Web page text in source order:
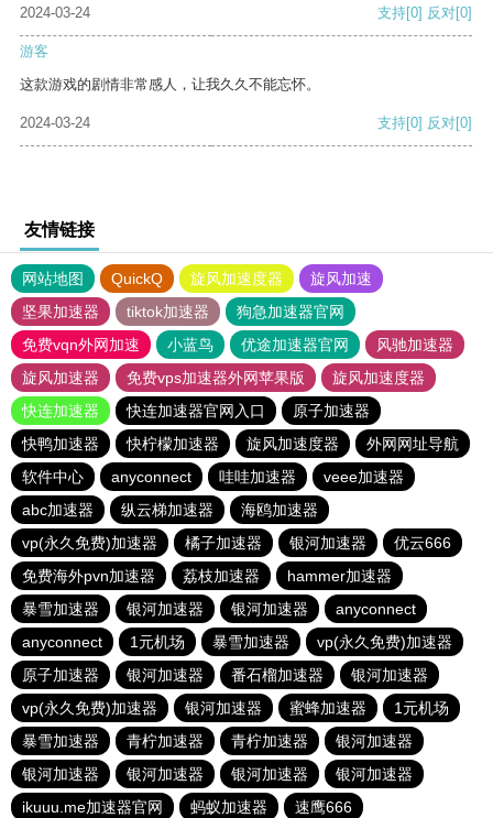
2024-03-24
支持[0] 反对[0]
游客
这款游戏的剧情非常感人，让我久久不能忘怀。
2024-03-24 支持[0] 反对[0]
友情链接
网站地图 QuickQ 旋风加速度器
旋风加速
坚果加速器
tiktok加速器
狗急加速器官网
免费vqn外网加速
小蓝鸟 优途加速器官网
风驰加速器
旋风加速器
免费vps加速器外网苹果版
旋风加速度器
快连加速器
快连加速器官网入口
原子加速器
快鸭加速器
快柠檬加速器 旋风加速度器
外网网址导航
软件中心
anyconnect 哇哇加速器
veee加速器
abc加速器
纵云梯加速器
海鸥加速器
vp(永久免费)加速器
橘子加速器 银河加速器
优云666
免费海外pvn加速器
荔枝加速器
hammer加速器
暴雪加速器
银河加速器 银河加速器
anyconnect
anyconnect
1元机场 暴雪加速器
vp(永久免费)加速器
原子加速器
银河加速器 番石榴加速器
银河加速器
vp(永久免费)加速器
银河加速器 蜜蜂加速器
1元机场
暴雪加速器
青柠加速器 青柠加速器
银河加速器
银河加速器
银河加速器 银河加速器
银河加速器
ikuuu.me加速器官网
蚂蚁加速器 速鹰666